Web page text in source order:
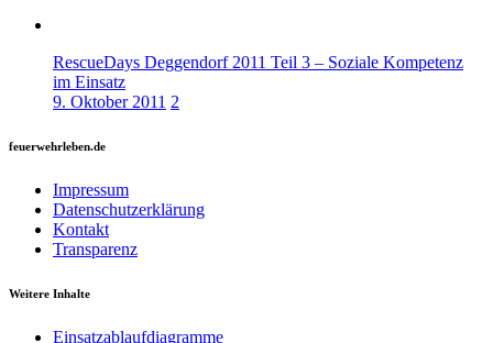
RescueDays Deggendorf 2011 Teil 3 – Soziale Kompetenz
im Einsatz
9. Oktober 2011 2
feuerwehrleben.de
Impressum
Datenschutzerklärung
Kontakt
Transparenz
Weitere Inhalte
Einsatzablaufdiagramme